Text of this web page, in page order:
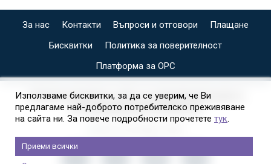
За нас Контакти Въпроси и отговори
Плащане
Бисквитки
Политика за поверителност
Платформа за ОРС
СПЕЦИАЛИЗИРАН САЙТ ЗА ИНДИВИДУАЛНИ И
ОРГАНИЗИРАНИ КРУИЗИ НА
Използваме бисквитки, за да се уверим, че Ви
предлагаме най-доброто потребителско преживяване
на сайта ни. За повече подробности прочетете тук.
Приеми всички